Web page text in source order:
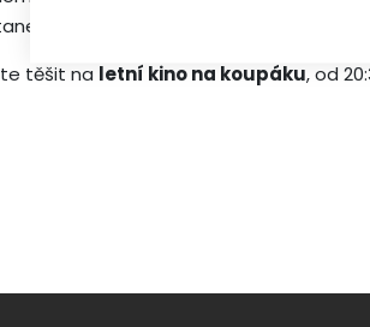
v sobotu 28. června, 26. července a
těšit na letní kino na koupáku, od